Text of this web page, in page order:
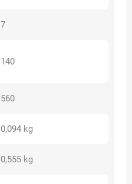
7
140
560
0,094 kg
0,555 kg